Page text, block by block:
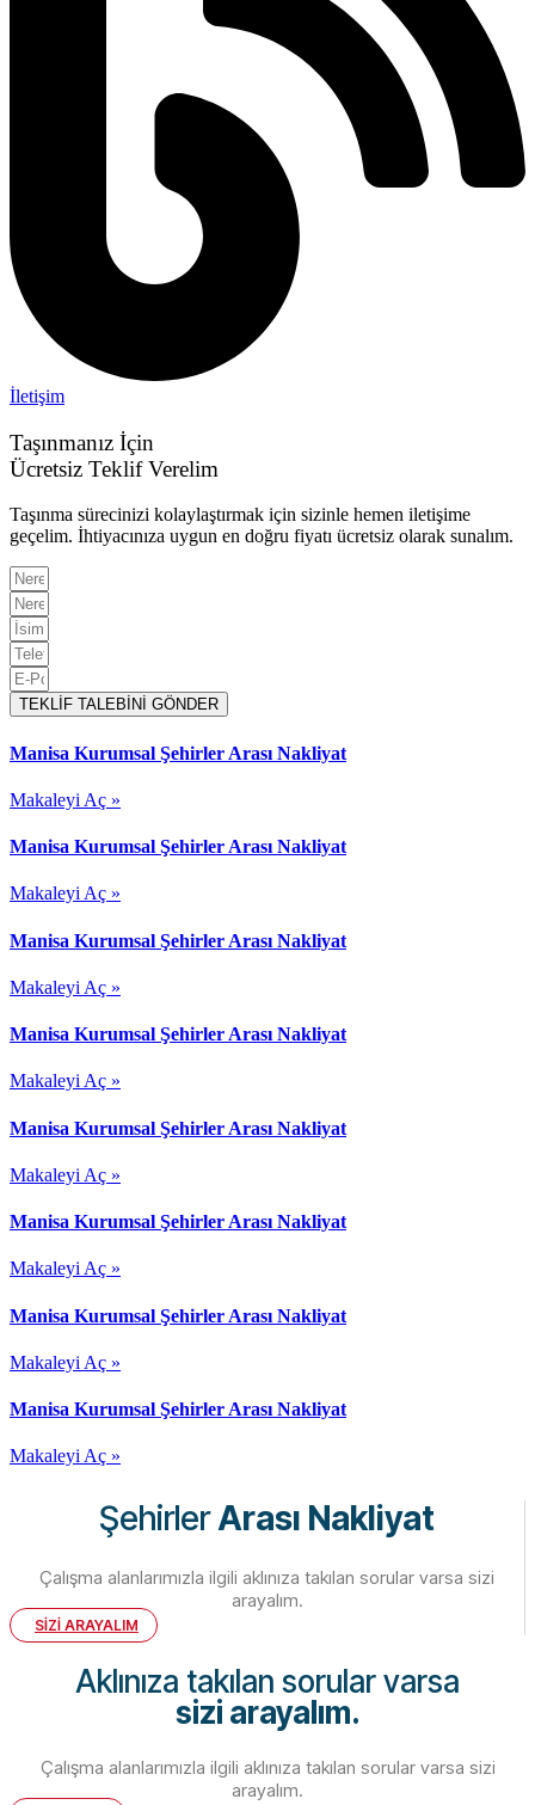
İletişim
Taşınmanız İçin
Ücretsiz Teklif Verelim
Taşınma sürecinizi kolaylaştırmak için sizinle hemen iletişime
geçelim. İhtiyacınıza uygun en doğru fiyatı ücretsiz olarak sunalım.
TEKLİF TALEBİNİ GÖNDER
Manisa Kurumsal Şehirler Arası Nakliyat
Makaleyi Aç »
Manisa Kurumsal Şehirler Arası Nakliyat
Makaleyi Aç »
Manisa Kurumsal Şehirler Arası Nakliyat
Makaleyi Aç »
Manisa Kurumsal Şehirler Arası Nakliyat
Makaleyi Aç »
Manisa Kurumsal Şehirler Arası Nakliyat
Makaleyi Aç »
Manisa Kurumsal Şehirler Arası Nakliyat
Makaleyi Aç »
Manisa Kurumsal Şehirler Arası Nakliyat
Makaleyi Aç »
Manisa Kurumsal Şehirler Arası Nakliyat
Makaleyi Aç »
ŞehirlerArası Nakliyat
Çalışma alanlarımızla ilgili aklınıza takılan sorular varsa sizi
arayalım.
SİZİ ARAYALIM
Aklınıza takılan sorular varsa
sizi arayalım.
Çalışma alanlarımızla ilgili aklınıza takılan sorular varsa sizi
arayalım.